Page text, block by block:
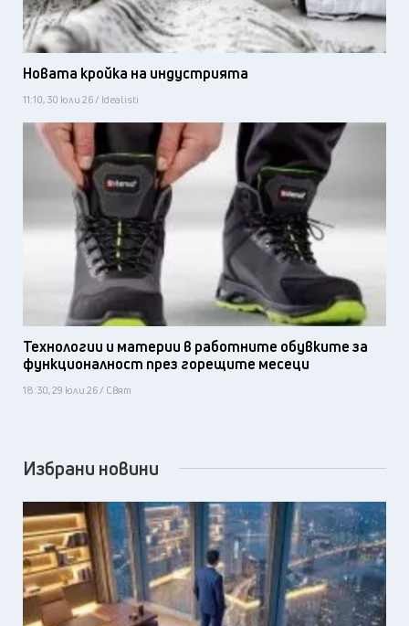
Новата кройка на индустрията
11:10, 30 юли 26 / Idealisti
Технологии и материи в работните обувките за
функционалност през горещите месеци
18:30, 29 юли 26 / Свят
Избрани новини